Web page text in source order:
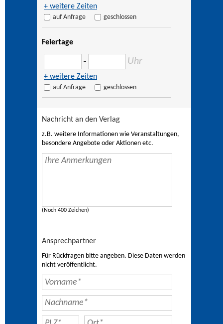
+ weitere Zeiten
auf Anfrage geschlossen
Feiertage
– Uhr
+ weitere Zeiten
auf Anfrage geschlossen
Nachricht an den Verlag
z.B. weitere Informationen wie Veranstaltungen,
besondere Angebote oder Aktionen etc.
(Noch 400 Zeichen)
Ansprechpartner
Für Rückfragen bitte angeben. Diese Daten werden
nicht veröffentlicht.